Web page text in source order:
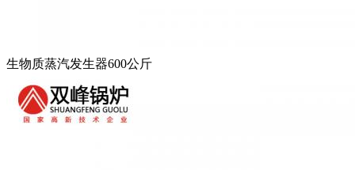
生物质蒸汽发生器600公斤